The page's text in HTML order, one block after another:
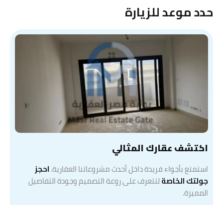
حدد موعد للزيارة
اكتشف عقارك المثالي
استمتع بأجواء فريدة داخل أحدث مشروعاتنا العقارية.احجز
جولتك الخاصةلتتعرف على روعة التصميم وجودة التفاصيل
المميزة.